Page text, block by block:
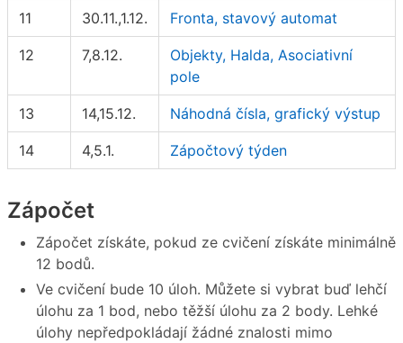
11 30.11.,1.12. Fronta, stavový automat
12 7,8.12.
Objekty, Halda, Asociativní
pole
13 14,15.12. Náhodná čísla, grafický výstup
14 4,5.1. Zápočtový týden
Zápočet
Zápočet získáte, pokud ze cvičení získáte minimálně
12 bodů.
Ve cvičení bude 10 úloh. Můžete si vybrat buď lehčí
úlohu za 1 bod, nebo těžší úlohu za 2 body. Lehké
úlohy nepředpokládají žádné znalosti mimo